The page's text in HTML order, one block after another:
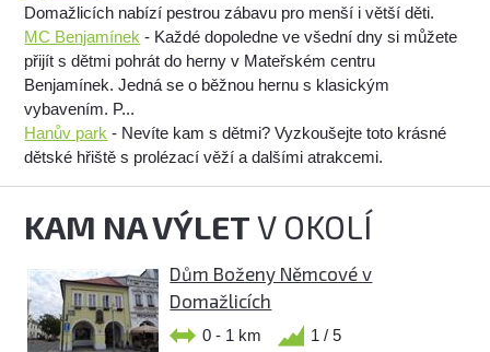
Domažlicích nabízí pestrou zábavu pro menší i větší děti.
MC Benjamínek - Každé dopoledne ve všední dny si můžete
přijít s dětmi pohrát do herny v Mateřském centru
Benjamínek. Jedná se o běžnou hernu s klasickým
vybavením. P...
Hanův park - Nevíte kam s dětmi? Vyzkoušejte toto krásné
dětské hřiště s prolézací věží a dalšími atrakcemi.
KAM NA VÝLETV OKOLÍ
Dům Boženy Němcové v
Domažlicích
0 - 1 km 1 / 5